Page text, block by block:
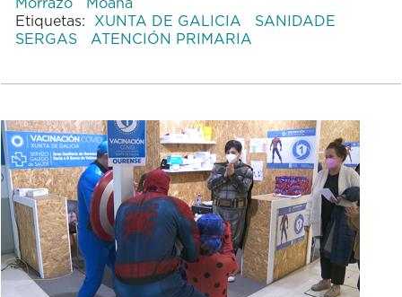
Etiquetas: XUNTA DE GALICIA
SANIDADE
SERGAS
ATENCIÓN PRIMARIA